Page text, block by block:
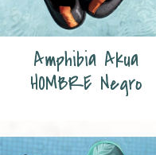
Amphibia Akua
HOMBRE Negro